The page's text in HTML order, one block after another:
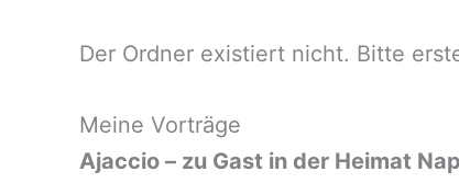
Der Ordner existiert nicht. Bitte
Meine Vorträge
Ajaccio – zu Gast in der Heimat